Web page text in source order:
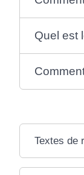
Quel est
Textes de